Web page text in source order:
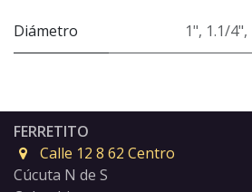
Diámetro 1", 1.1/4",
FERRETITO
Calle 12 8 62 Centro
Cúcuta N de S